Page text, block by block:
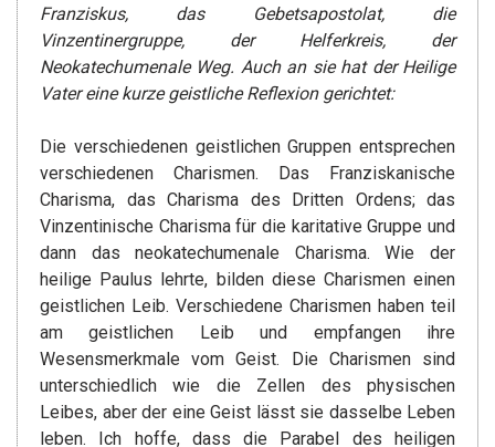
Franziskus, das Gebetsapostolat, die
Vinzentinergruppe, der Helferkreis, der
Neokatechumenale Weg. Auch an sie hat der Heilige
Vater eine kurze geistliche Reflexion gerichtet:
Die verschiedenen geistlichen Gruppen entsprechen
verschiedenen Charismen. Das Franziskanische
Charisma, das Charisma des Dritten Ordens; das
Vinzentinische Charisma für die karitative Gruppe und
dann das neokatechumenale Charisma. Wie der
heilige Paulus lehrte, bilden diese Charismen einen
geistlichen Leib. Verschiedene Charismen haben teil
am geistlichen Leib und empfangen ihre
Wesensmerkmale vom Geist. Die Charismen sind
unterschiedlich wie die Zellen des physischen
Leibes, aber der eine Geist lässt sie dasselbe Leben
leben. Ich hoffe, dass die Parabel des heiligen